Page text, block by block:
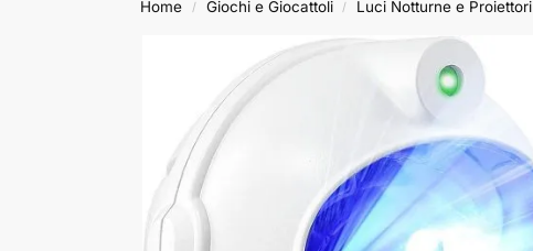
Home / Giochi e Giocattoli / Luci Notturne e Proiettori